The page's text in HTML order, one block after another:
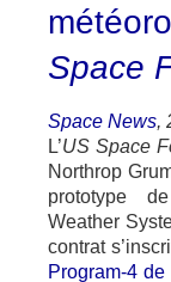
Space
Space News,
L’US Space
Northrop
prototype
Weather
contrat
Program-4 de